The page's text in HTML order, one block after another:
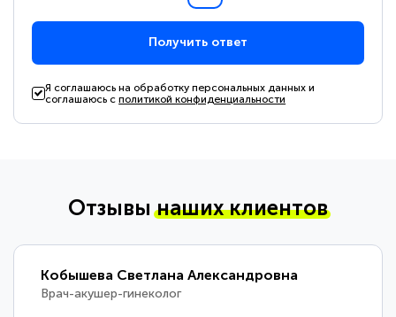
Получить ответ
Я соглашаюсь на обработку персональных данных и
соглашаюсь сполитикой конфиденциальности
Отзывынаших клиентов
Кобышева Светлана Александровна
Врач-акушер-гинеколог